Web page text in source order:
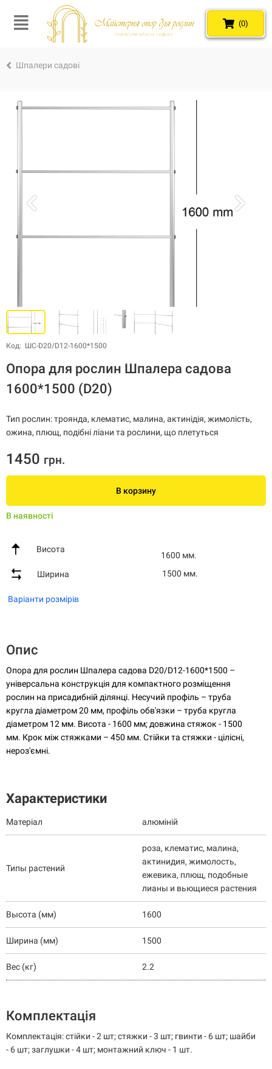
(0)
Шпалери садові
Код: ШС-D20/D12-1600*1500
Опора для рослин Шпалера садова
1600*1500 (D20)
Тип рослин: троянда, клематис, малина, актинідія, жимолість,
ожина, плющ, подібні ліани та рослини, що плетуться
1450 грн.
В корзину
В наявності
Висота
1600 мм.
Ширина
1500 мм.
Варіанти розмірів
Опис
Опора для рослин Шпалера садова D20/D12-1600*1500 –
універсальна конструкція для компактного розміщення
рослин на присадибній ділянці. Несучий профіль – труба
кругла діаметром 20 мм, профіль обв'язки – труба кругла
діаметром 12 мм. Висота - 1600 мм; довжина стяжок - 1500
мм. Крок між стяжками – 450 мм. Стійки та стяжки - цілісні,
нероз'ємні.
Характеристики
Матеріал алюміній
Типы растений
роза, клематис, малина,
актинидия, жимолость,
ежевика, плющ, подобные
лианы и вьющиеся растения
Высота (мм) 1600
Ширина (мм) 1500
Вес (кг) 2.2
Комплектація
Комплектація: стійки - 2 шт; стяжки - 3 шт; гвинти - 6 шт; шайби
- 6 шт; заглушки - 4 шт; монтажний ключ - 1 шт.